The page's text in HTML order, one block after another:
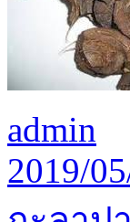
admin
2019/